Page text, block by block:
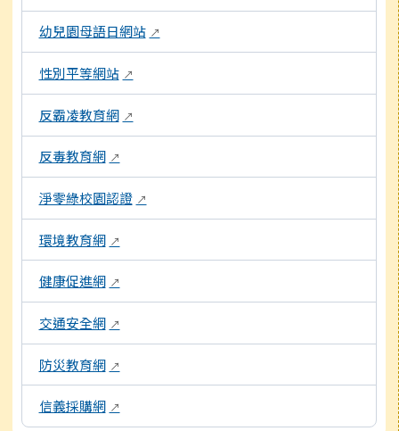
幼兒園母語日網站 ↗
性別平等網站 ↗
反霸凌教育網 ↗
反毒教育網 ↗
淨零綠校園認證 ↗
環境教育網 ↗
健康促進網 ↗
交通安全網 ↗
防災教育網 ↗
信義採購網 ↗